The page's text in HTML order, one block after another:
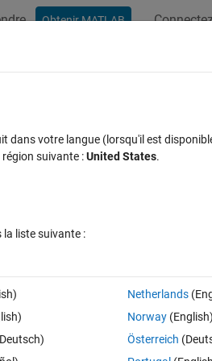
Obtenir MATLAB
based on an input?
Afficher
Ouvrir dans MATLAB
an input, e.g.:
votre langue (lorsqu'il est
suivante :United States.
liste suivante :
Netherlands
Norway(English)
Österreich